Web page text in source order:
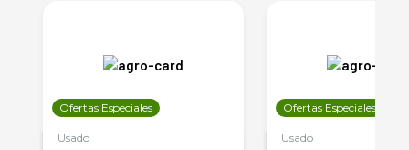
Ofertas Especiales
Usado
Ofertas Especiales
Usado